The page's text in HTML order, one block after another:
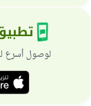
لوصول أسرع